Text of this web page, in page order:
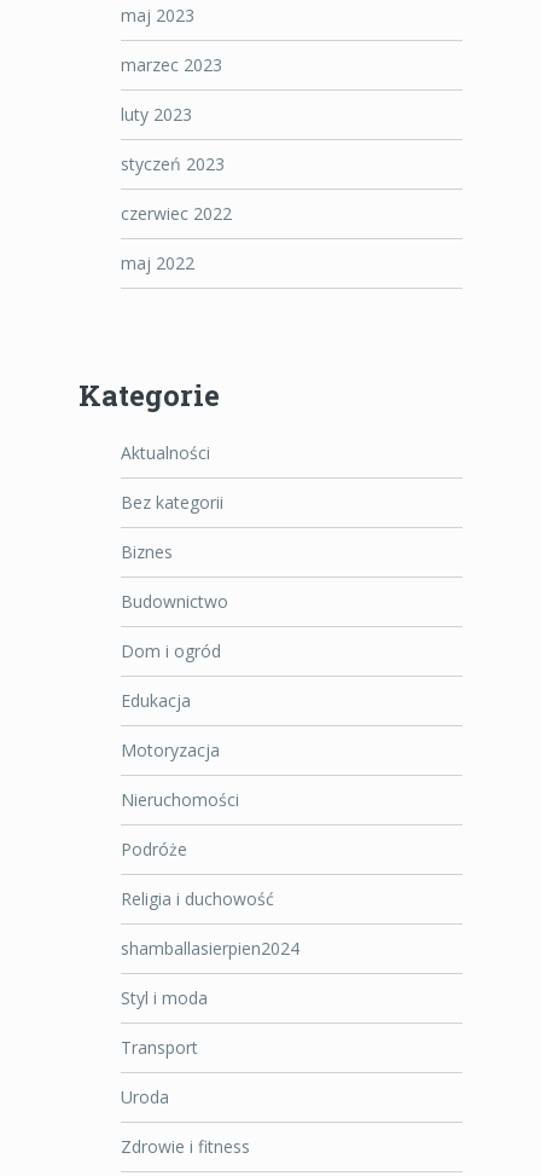
maj 2023
marzec 2023
luty 2023
styczeń 2023
czerwiec 2022
maj 2022
Kategorie
Aktualności
Bez kategorii
Biznes
Budownictwo
Dom i ogród
Edukacja
Motoryzacja
Nieruchomości
Podróże
Religia i duchowość
shamballasierpien2024
Styl i moda
Transport
Uroda
Zdrowie i fitness